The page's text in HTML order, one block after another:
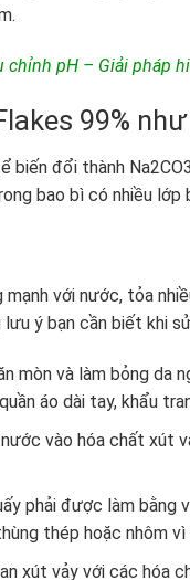
chỉnh pH – Giải pháp
99%
biến đổi thành
bao bì có nhiều lớp
với nước, tỏa
ý bạn cần biết khi
mòn và làm bỏng da
áo dài tay, khẩu
vào hóa chất xút
phải được làm bằng
thép hoặc nhôm
xút vảy với các hóa